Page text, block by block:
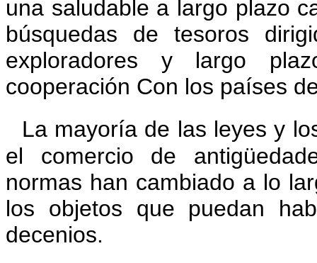
una saludable a largo plazo
búsquedas de tesoros
exploradores y largo
cooperación Con los países
La mayoría de las leyes y
el comercio de
normas han cambiado a lo
los objetos que puedan
decenios.